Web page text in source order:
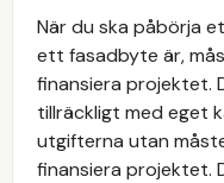
När du ska påbörja
ett fasadbyte är,
finansiera projektet.
tillräckligt med eget
utgifterna utan
finansiera projektet.